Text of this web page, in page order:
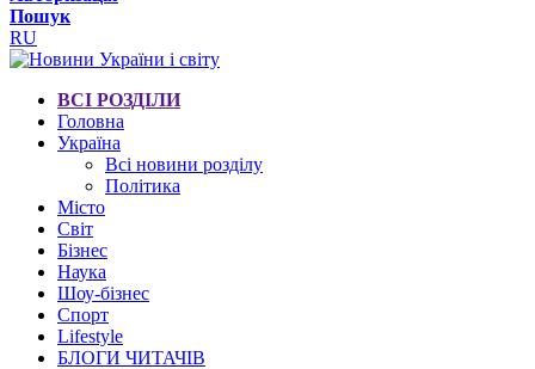
Пошук
RU
ВСІ РОЗДІЛИ
Головна
Україна
Всі новини розділу
Політика
Місто
Світ
Бізнес
Наука
Шоу-бізнес
Спорт
Lifestyle
БЛОГИ ЧИТАЧІВ